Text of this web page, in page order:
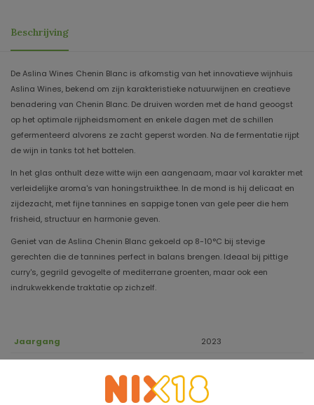
Beschrijving
De Aslina Wines Chenin Blanc is afkomstig van het innovatieve wijnhuis
Aslina Wines, bekend om zijn karakteristieke natuurwijnen en creatieve
benadering van Chenin Blanc. De druiven worden met de hand geoogst
op het optimale rijpheidsmoment en enkele dagen met de schillen
gefermenteerd alvorens ze zacht geperst worden. Na de fermentatie rijpt
de wijn in tanks tot het bottelen.
In het glas onthult deze witte wijn een aangenaam, maar vol karakter met
verleidelijke aroma's van honingstruikthee. In de mond is hij delicaat en
zijdezacht, met fijne tannines en sappige tonen van gele peer die hem
frisheid, structuur en harmonie geven.
Geniet van de Aslina Chenin Blanc gekoeld op 8-10°C bij stevige
gerechten die de tannines perfect in balans brengen. Ideaal bij pittige
curry's, gegrild gevogelte of mediterrane groenten, maar ook een
indrukwekkende traktatie op zichzelf.
Jaargang 2023
100% Chenin Blanc